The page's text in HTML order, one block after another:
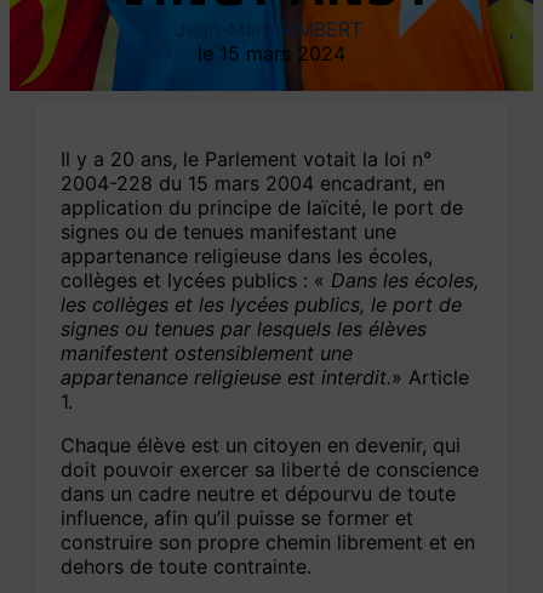
Jean-Marc RIMBERT
15 mars 2024
Il y a 20 ans, le Parlement votait la loi n°
2004-228 du 15 mars 2004 encadrant, en
application du principe de laïcité, le port de
signes ou de tenues manifestant une
appartenance religieuse dans les écoles,
collèges et lycées publics : « Dans les écoles,
les collèges et les lycées publics, le port de
signes ou tenues par lesquels les élèves
manifestent ostensiblement une
appartenance religieuse est interdit.» Article
1.
Chaque élève est un citoyen en devenir, qui
doit pouvoir exercer sa liberté de conscience
dans un cadre neutre et dépourvu de toute
influence, afin qu’il puisse se former et
construire son propre chemin librement et en
dehors de toute contrainte.